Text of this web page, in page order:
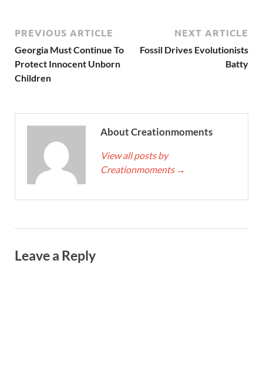
PREVIOUS ARTICLE
Georgia Must Continue To
Protect Innocent Unborn
Children
NEXT ARTICLE
Fossil Drives Evolutionists
Batty
About Creationmoments
View all posts by
Creationmoments →
Leave a Reply